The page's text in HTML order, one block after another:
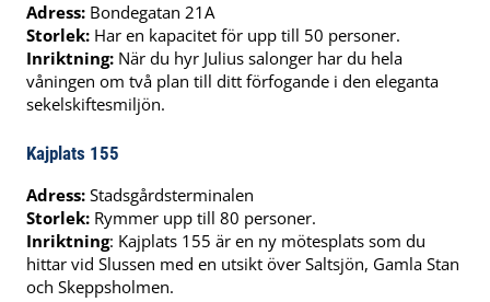
Adress: Bondegatan 21A
Storlek: Har en kapacitet för upp till 50 personer.
Inriktning: När du hyr Julius salonger har du hela
våningen om två plan till ditt förfogande i den eleganta
sekelskiftesmiljön.
Kajplats 155
Adress: Stadsgårdsterminalen
Storlek: Rymmer upp till 80 personer.
Inriktning: Kajplats 155 är en ny mötesplats som du
hittar vid Slussen med en utsikt över Saltsjön, Gamla Stan
och Skeppsholmen.